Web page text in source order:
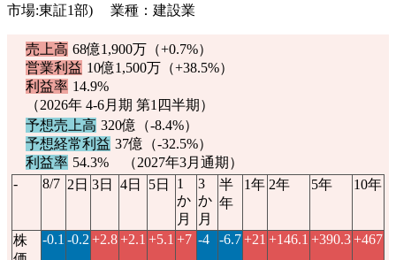
市場:東証1部) 業種：建設業
売上高 68億1,900万（+0.7%）
営業利益 10億1,500万（+38.5%）
利益率 14.9%
（2026年 4-6月期 第1四半期）
予想売上高 320億（-8.4%）
予想経常利益 37億（-32.5%）
利益率 54.3% （2027年3月通期）
-
8/7 2日 3日 4日 5日
1
か
月
3
か
月
半
年
1年 2年 5年 10年
株
-0.1 -0.2 +2.8+2.1 +5.1 +7 -4 -6.7+21 +146.1 +390.3+467